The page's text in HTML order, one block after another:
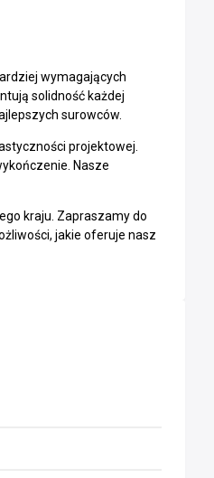
wymagających
solidność każdej
surowców.
projektowej.
Nasze
kraju. Zapraszamy do
jakie oferuje nasz